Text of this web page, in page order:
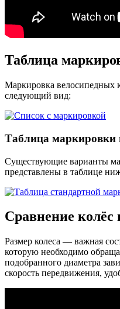
Таблица
Маркировка велосипедных
следующий вид:
Таблица маркировки
Существующие варианты
представлены в таблице
Сравнение колёс
Размер колеса — важная
которую необходимо
подобранного диаметра
скорость передвижения,